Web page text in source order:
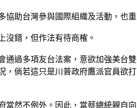
助台灣參與國際組織及活動，也
沒錯，但作法有待商榷。
過多項友台法案，意欲加強美台
倘若這只是川普政府鷹派官員欲
然不例外。因此，當蔡總統親自